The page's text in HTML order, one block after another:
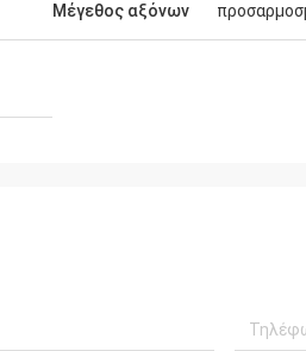
Μέγεθος αξόνων